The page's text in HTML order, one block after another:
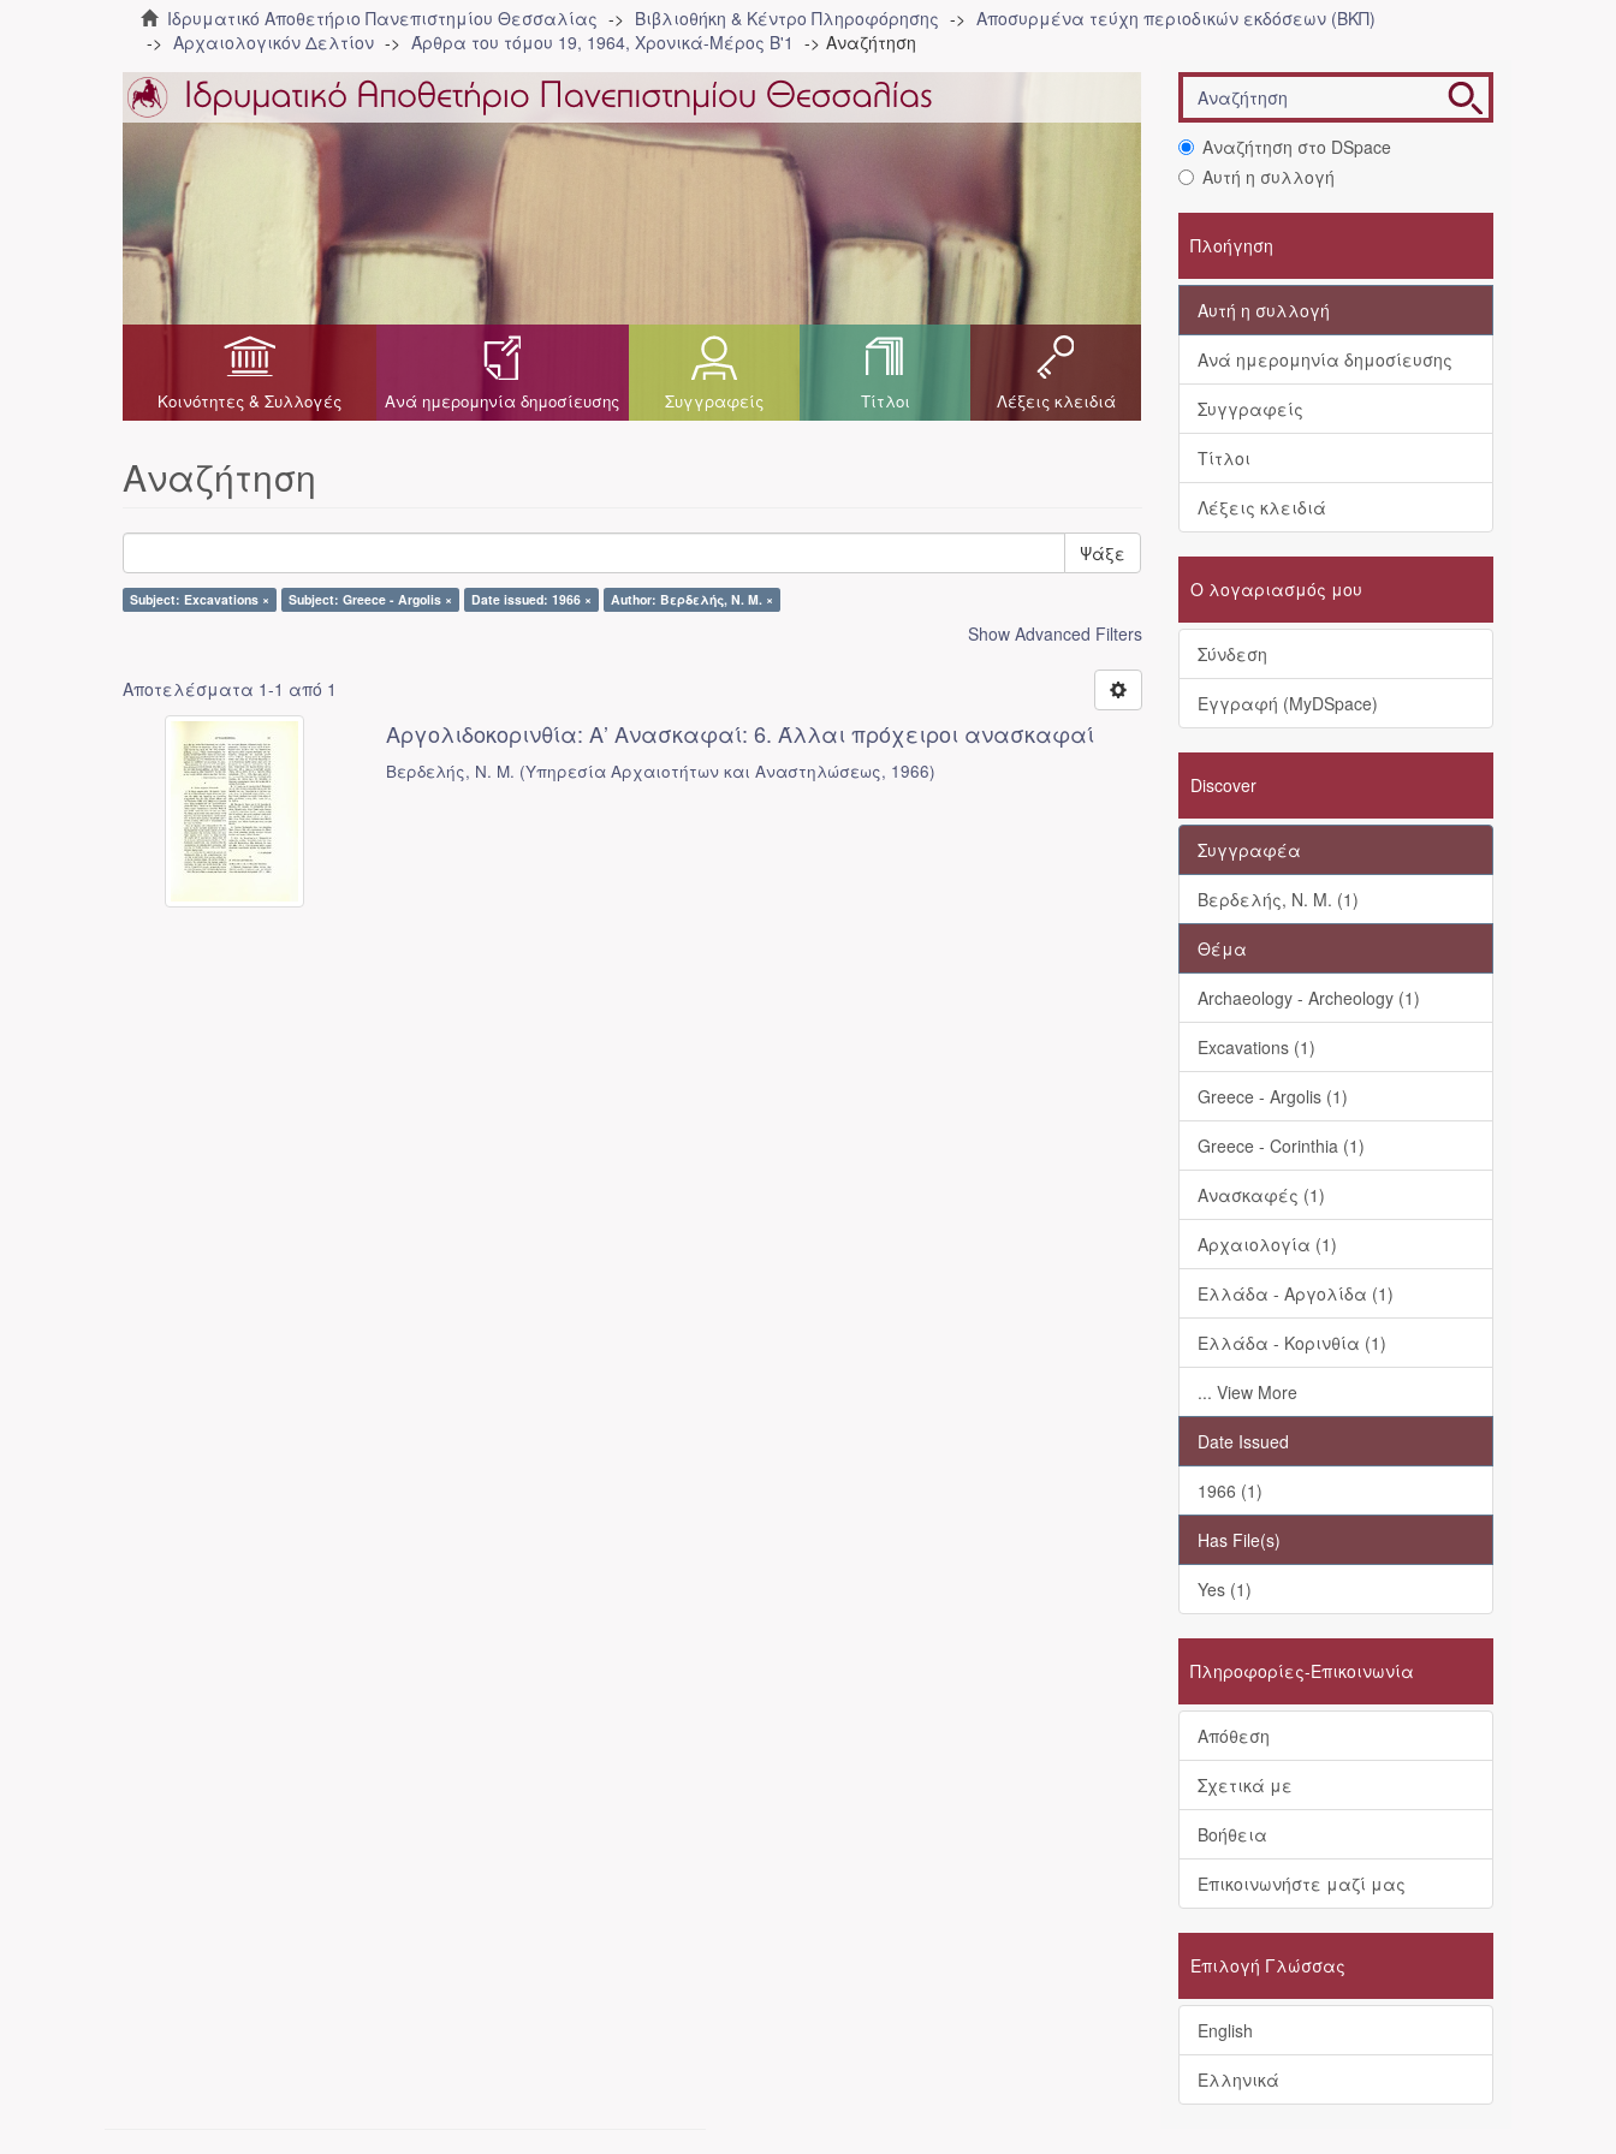
Ιδρυματικό Αποθετήριο Πανεπιστημίου Θεσσαλίας Βιβλιοθήκη & Κέντρο Πληροφόρησης
Αποσυρμένα τεύχη περιοδικών εκδόσεων (ΒΚΠ)
Αρχαιολογικόν Δελτίον
Άρθρα του τόμου 19, 1964, Χρονικά-Μέρος Β'1 Αναζήτηση
Κοινότητες & Συλλογές Ανά ημερομηνία δημοσίευσης Συγγραφείς Τίτλοι Λέξεις κλειδιά
Αναζήτηση
Ψάξε
Subject: Excavations × Subject: Greece - Argolis × Date issued: 1966 × Author: Βερδελής, Ν. Μ. ×
Show Advanced Filters
Αποτελέσματα 1-1 από 1
Αργολιδοκορινθία: Α’ Ανασκαφαί: 6. Άλλαι πρόχειροι ανασκαφαί
Βερδελής, Ν. Μ. (Υπηρεσία Αρχαιοτήτων και Αναστηλώσεως, 1966)
Αναζήτηση στο DSpace
Αυτή η συλλογή
Πλοήγηση
Αυτή η συλλογή
Ανά ημερομηνία δημοσίευσης
Συγγραφείς
Τίτλοι
Λέξεις κλειδιά
Ο λογαριασμός μου
Σύνδεση
Εγγραφή (MyDSpace)
Discover
Συγγραφέα
Βερδελής, Ν. Μ. (1)
Θέμα
Archaeology - Archeology (1)
Excavations (1)
Greece - Argolis (1)
Greece - Corinthia (1)
Ανασκαφές (1)
Αρχαιολογία (1)
Ελλάδα - Αργολίδα (1)
Ελλάδα - Κορινθία (1)
... View More
Date Issued
1966 (1)
Has File(s)
Yes (1)
Πληροφορίες-Επικοινωνία
Απόθεση
Σχετικά με
Βοήθεια
Επικοινωνήστε μαζί μας
Επιλογή Γλώσσας
English
Ελληνικά